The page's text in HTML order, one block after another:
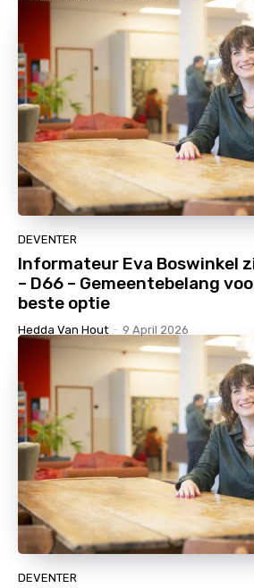
DEVENTER
Informateur Eva Boswinkel
– D66 – Gemeentebelang
beste optie
Hedda Van Hout - 9 April 2026
DEVENTER